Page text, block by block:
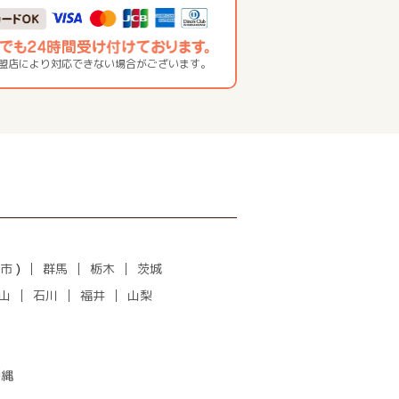
により対応できない場合がございます。
) 群馬 栃木
茨城
石川 福井 山梨